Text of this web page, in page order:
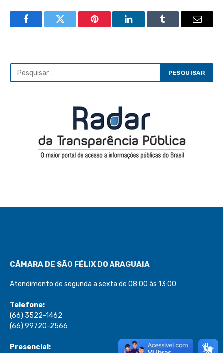
FacebookTwitter Pinterest LinkedInTumblr Email
CÂMARA DE SÃO FÉLIX DO ARAGUAIA
Atendimento de segunda a sexta de 08:00 às 13:00
Telefone:
(66) 3522-1462
(66) 99720-2566
Presencial: